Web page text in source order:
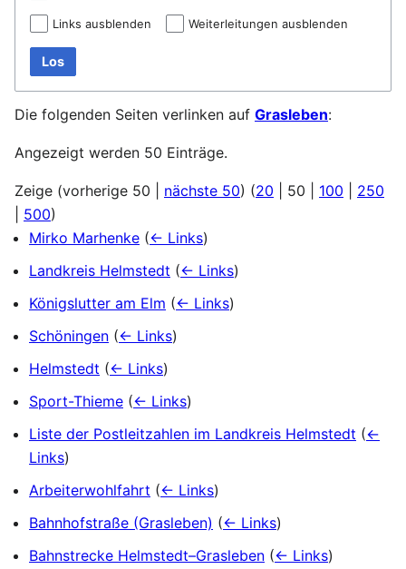
Links ausblenden Weiterleitungen ausblenden
Los
Die folgenden Seiten verlinken auf Grasleben:
Angezeigt werden 50 Einträge.
Zeige (vorherige 50 nächste 50) (20 50 100
250
500)
Mirko Marhenke (← Links)
Landkreis Helmstedt (← Links)
Königslutter am Elm (← Links)
Schöningen (← Links)
Helmstedt (← Links)
Sport-Thieme (← Links)
Liste der Postleitzahlen im Landkreis Helmstedt (←
Links)
Arbeiterwohlfahrt (← Links)
Bahnhofstraße (Grasleben) (← Links)
Bahnstrecke Helmstedt–Grasleben (← Links)